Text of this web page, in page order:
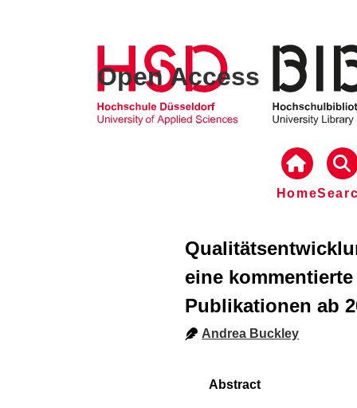
Open Access
Home
eine
Publikationen ab
Andrea Buckley